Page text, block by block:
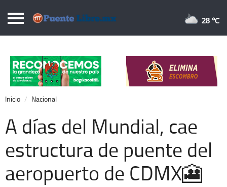
Puentelibre.mx
Local
Nacional
Opinión
Cronos
Economía
28 ℃
Inicio Nacional
A días del Mundial, cae
estructura de puente del
aeropuerto de CDMX🎦